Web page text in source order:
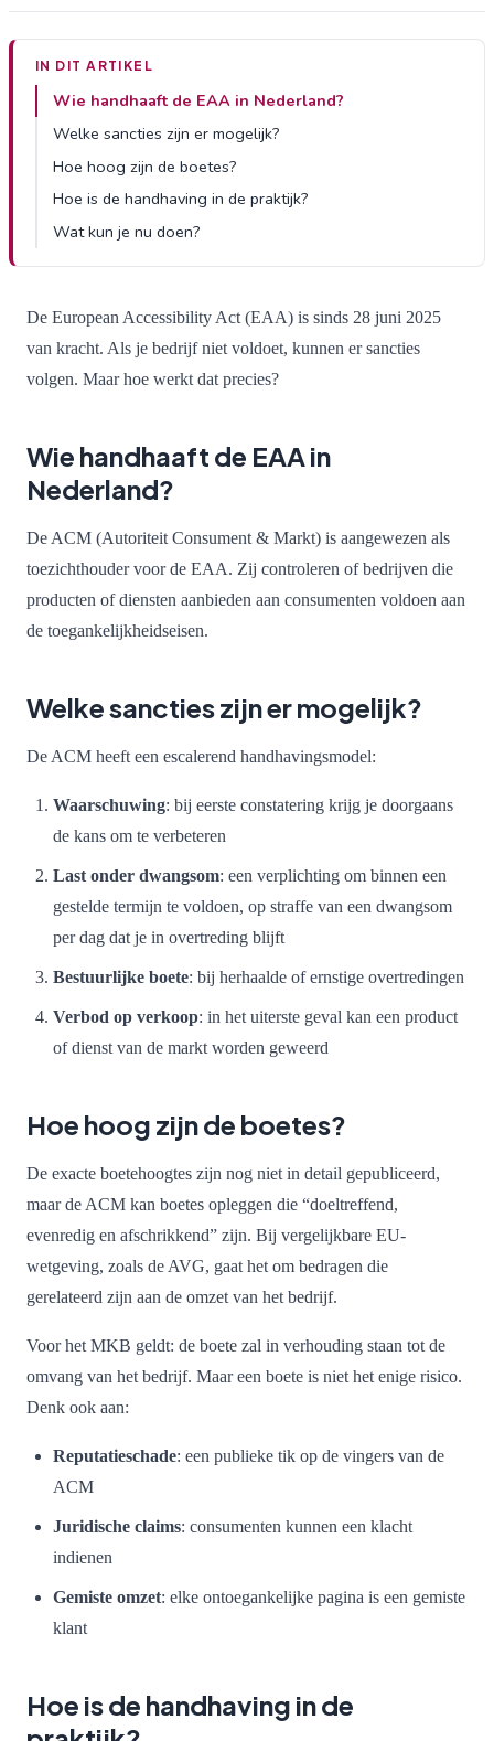
IN DIT ARTIKEL
Wie handhaaft de EAA in Nederland?
Welke sancties zijn er mogelijk?
Hoe hoog zijn de boetes?
Hoe is de handhaving in de praktijk?
Wat kun je nu doen?
De European Accessibility Act (EAA) is sinds 28 juni 2025
van kracht. Als je bedrijf niet voldoet, kunnen er sancties
volgen. Maar hoe werkt dat precies?
Wie handhaaft de EAA in
Nederland?
De ACM (Autoriteit Consument & Markt) is aangewezen als
toezichthouder voor de EAA. Zij controleren of bedrijven die
producten of diensten aanbieden aan consumenten voldoen aan
de toegankelijkheidseisen.
Welke sancties zijn er mogelijk?
De ACM heeft een escalerend handhavingsmodel:
Waarschuwing: bij eerste constatering krijg je doorgaans
de kans om te verbeteren
Last onder dwangsom: een verplichting om binnen een
gestelde termijn te voldoen, op straffe van een dwangsom
per dag dat je in overtreding blijft
Bestuurlijke boete: bij herhaalde of ernstige overtredingen
Verbod op verkoop: in het uiterste geval kan een product
of dienst van de markt worden geweerd
Hoe hoog zijn de boetes?
De exacte boetehoogtes zijn nog niet in detail gepubliceerd,
maar de ACM kan boetes opleggen die “doeltreffend,
evenredig en afschrikkend” zijn. Bij vergelijkbare EU-
wetgeving, zoals de AVG, gaat het om bedragen die
gerelateerd zijn aan de omzet van het bedrijf.
Voor het MKB geldt: de boete zal in verhouding staan tot de
omvang van het bedrijf. Maar een boete is niet het enige risico.
Denk ook aan:
Reputatieschade: een publieke tik op de vingers van de
ACM
Juridische claims: consumenten kunnen een klacht
indienen
Gemiste omzet: elke ontoegankelijke pagina is een gemiste
klant
Hoe is de handhaving in de